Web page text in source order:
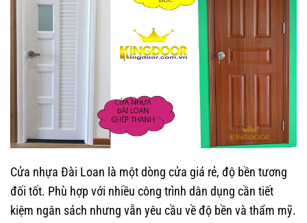
Cửa nhựa Đài Loan là một dòng cửa giá rẻ, độ bền tương
đối tốt. Phù hợp với nhiều công trình dân dụng cần tiết
kiệm ngân sách nhưng vẫn yêu cầu về độ bền và thẩm mỹ.